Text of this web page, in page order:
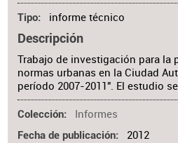
Tipo informe técnico
Descripción
Trabajo de investigación para la
normas urbanas en la Ciudad
período 2007-2011". El estudio
Colección Informes
Fecha de publicación 2012